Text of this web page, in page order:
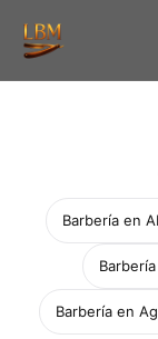
Barbería en
Barbería en